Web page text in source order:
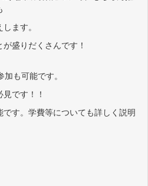
ます。
盛りだくさんです！
も可能です。
です！！
す。学費等についても詳しく説明